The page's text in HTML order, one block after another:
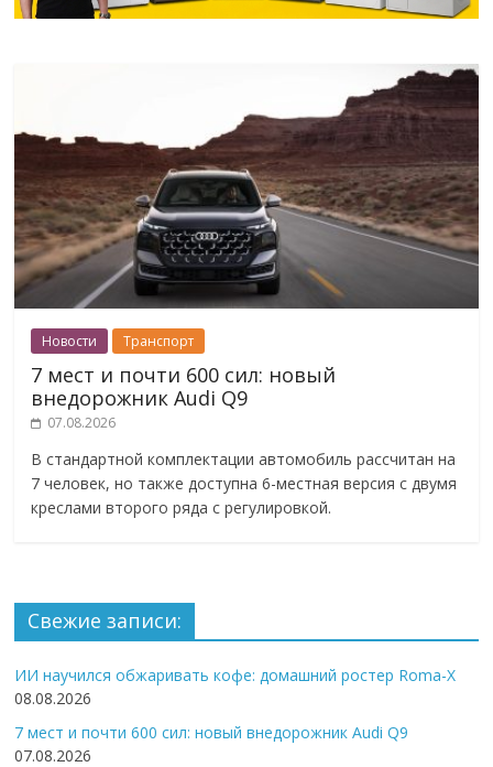
Новости Транспорт
7 мест и почти 600 сил: новый
внедорожник Audi Q9
07.08.2026
В стандартной комплектации автомобиль рассчитан на
7 человек, но также доступна 6-местная версия с двумя
креслами второго ряда с регулировкой.
Свежие записи:
ИИ научился обжаривать кофе: домашний ростер Roma-X
08.08.2026
7 мест и почти 600 сил: новый внедорожник Audi Q9
07.08.2026